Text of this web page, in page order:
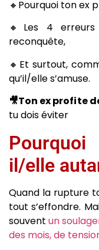
🔸Pourquoi ton ex
🔸Les 4
reconquête,
🔸Et surtout,
qu’il/elle s’amuse.
🎥Ton ex profite
tu dois éviter
il/elle
Quand la rupture
tout s’effondre.
souventun
des mois, de